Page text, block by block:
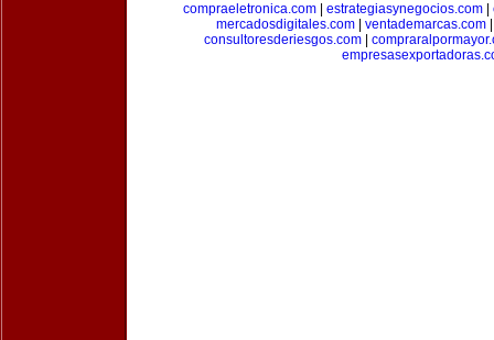
compraeletronica.com
estrategiasynegocios.com
mercadosdigitales.com| ventademarcas.com
consultoresderiesgos.com